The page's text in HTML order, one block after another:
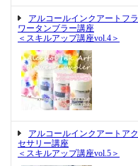
アルコールインクアートフラ
ワータンブラー講座
＜スキルアップ講座vol.4＞
アルコールインクアートアク
セサリー講座
＜スキルアップ講座vol.5＞